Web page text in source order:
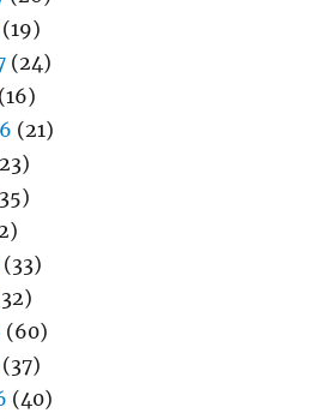
(19)
(24)
(16)
(21)
(33)
(60)
(37)
(40)